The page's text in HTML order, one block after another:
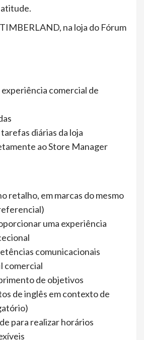
na loja do Fórum
comercial de
diárias da loja
ao Store Manager
retalho, em marcas do mesmo
uma experiência
comunicacionais
comercial
de objetivos
de inglês em contexto de
para realizar horários